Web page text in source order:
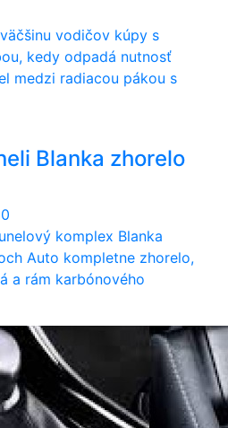
vodičov kúpy s
kedy odpadá nutnosť
medzi radiacou pákou s
Blanka zhorelo
komplex Blanka
Auto kompletne zhorelo,
a rám karbónového